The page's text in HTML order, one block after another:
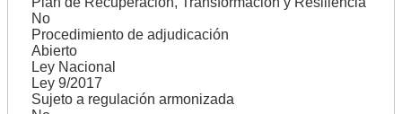
No
Procedimiento de adjudicación
Abierto
Ley Nacional
Ley 9/2017
Sujeto a regulación armonizada